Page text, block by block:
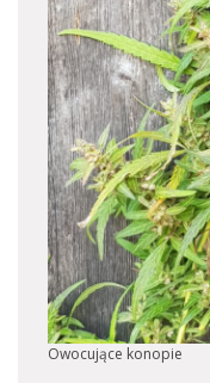
Owocujące konopie